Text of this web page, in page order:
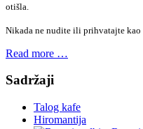
otišla.
Nikada ne nudite ili prihvatajte
Read more …
Sadržaji
Talog kafe
Hiromantija